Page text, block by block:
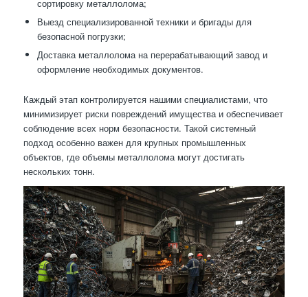
сортировку металлолома;
Выезд специализированной техники и бригады для
безопасной погрузки;
Доставка металлолома на перерабатывающий завод и
оформление необходимых документов.
Каждый этап контролируется нашими специалистами, что
минимизирует риски повреждений имущества и обеспечивает
соблюдение всех норм безопасности. Такой системный
подход особенно важен для крупных промышленных
объектов, где объемы металлолома могут достигать
нескольких тонн.